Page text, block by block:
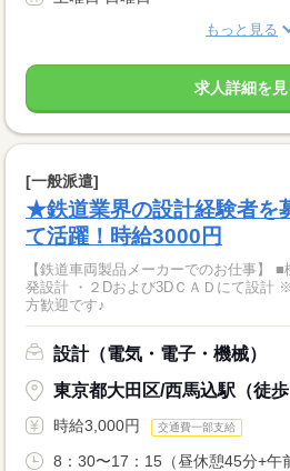
もっと見る
求人詳細を見
[一般派遣]
★鉄道業界の設計経験者を
て活躍！時給3000円
【鉄道車両製品メーカーでのお仕事】 ■機械設計 ・鉄道水回りの開
発設計 ・２Dおよび3DＣＡＤにて設計 ※鉄道業界にて経験お持ちの
方歓迎です♪
設計（電気・電子・機械）
東京都大田区/西馬込駅（徒歩
時給3,000円 交通費一部支給
8：30〜17：15（昼休憩45分+午